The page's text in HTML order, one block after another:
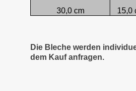
30,0 cm
15,0
Die Bleche werden
dem Kauf anfragen.